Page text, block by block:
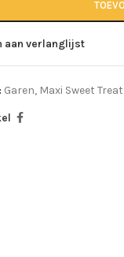
aan verlanglijst
Garen, Maxi Sweet Treat